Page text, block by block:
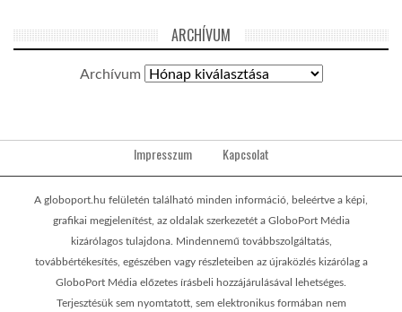
ARCHÍVUM
Archívum
Impresszum Kapcsolat
A globoport.hu felületén található minden információ, beleértve a képi,
grafikai megjelenítést, az oldalak szerkezetét a GloboPort Média
kizárólagos tulajdona. Mindennemű továbbszolgáltatás,
továbbértékesítés, egészében vagy részleteiben az újraközlés kizárólag a
GloboPort Média előzetes írásbeli hozzájárulásával lehetséges.
Terjesztésük sem nyomtatott, sem elektronikus formában nem